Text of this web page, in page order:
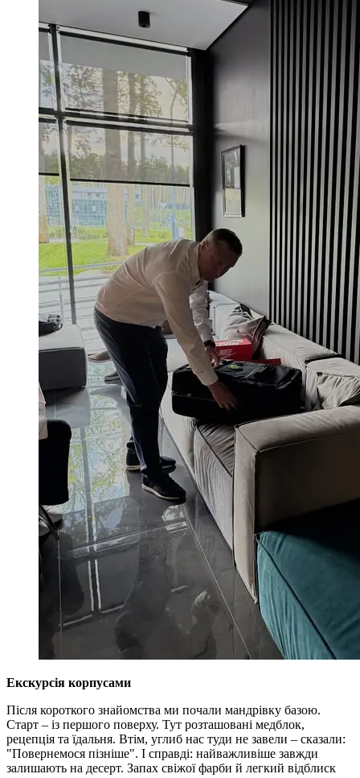
Екскурсія корпусами
Після короткого знайомства ми почали мандрівку базою.
Старт – із першого поверху. Тут розташовані медблок,
рецепція та їдальня. Втім, углиб нас туди не завели – сказали:
"Повернемося пізніше". І справді: найважливіше завжди
залишають на десерт. Запах свіжої фарби й легкий відблиск